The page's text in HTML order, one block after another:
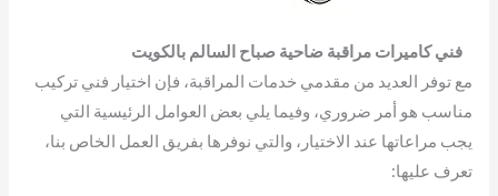
فني كاميرات مراقبة ضاحية صباح السالم بالكويت
مع توفر العديد من مقدمي خدمات المراقبة، فإن اختيار فني تركيب
مناسب هو أمر ضروري، وفيما يلي بعض العوامل الرئيسية التي
يجب مراعاتها عند الاختيار، والتي نوفرها بفريق العمل الخاص بنا،
تعرف عليها: